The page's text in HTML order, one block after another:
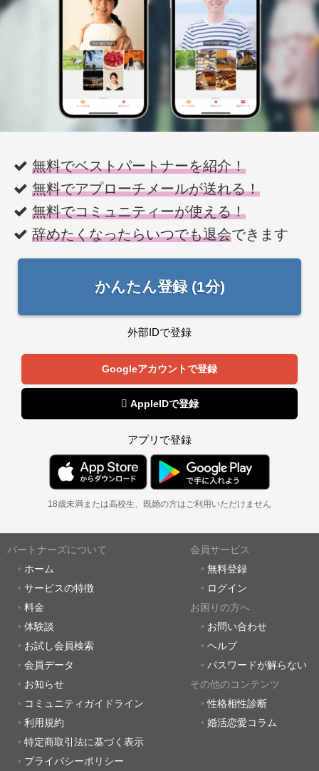
無料でベストパートナーを紹介！
無料でアプローチメールが送れる！
無料でコミュニティーが使える！
辞めたくなったらいつでも退会できます
かんたん登録 (1分)
外部IDで登録
Googleアカウントで登録
 AppleIDで登録
アプリで登録
18歳未満または高校生、既婚の方はご利用いただけません
パートナーズについて
ホーム
サービスの特徴
料金
体験談
お試し会員検索
会員データ
お知らせ
コミュニティガイドライン
利用規約
特定商取引法に基づく表示
プライバシーポリシー
会員サービス
無料登録
ログイン
お困りの方へ
お問い合わせ
ヘルプ
パスワードが解らない
その他のコンテンツ
性格相性診断
婚活恋愛コラム